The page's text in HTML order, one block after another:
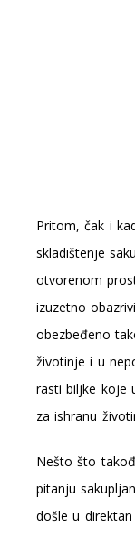
Pritom, čak i
skladištenje
otvorenom
izuzetno
obezbeđeno
životinje i u
rasti biljke koje
za ishranu
Nešto što
pitanju
došle u